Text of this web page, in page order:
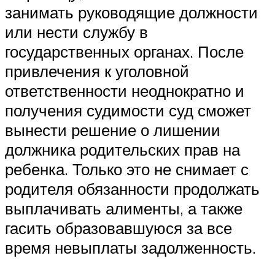
занимать руководящие должности
или нести службу в
государственных органах. После
привлечения к уголовной
ответственности неоднократно и
получения судимости суд сможет
вынести решение о лишении
должника родительских прав на
ребенка. Только это не снимает с
родителя обязанности продолжать
выплачивать алименты, а также
гасить образовавшуюся за все
время невыплаты задолженность.